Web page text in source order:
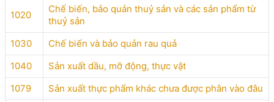
1020
Chế biến, bảo quản thuỷ sản và các sản phẩm từ
thuỷ sản
1030
Chế biến và bảo quản rau quả
1040
Sản xuất dầu, mỡ động, thực vật
1079
Sản xuất thực phẩm khác chưa được phân vào đâu